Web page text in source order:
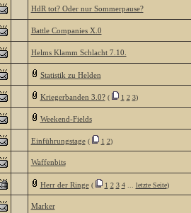
HdR tot? Oder nur Sommerpause?
Battle Companies X.0
Helms Klamm Schlacht 7.10.
Statistik zu Helden
Kriegerbanden 3.0?( 1 2 3)
Weekend-Fields
Einführungstage( 1 2)
Waffenbits
Herr der Ringe( 1 2 3 4... letzte Seite)
Marker